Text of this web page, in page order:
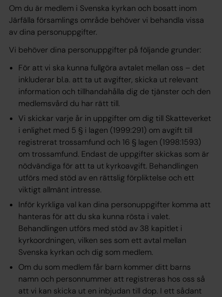
Om du är medlem i Svenska kyrkan och bosatt inom ​
Järfälla församling​s område behöver vi behandla vissa
av dina personuppgifter.
Vi behöver dina personuppgifter på följande grunder:
För att vi ska kunna fullgöra avtalet mellan oss – det
inkluderar bl.a. att ta ut avgifter, skicka ut relevant
information och tillhandahålla dig de tjänster och den
medlemsvård du har rätt till.
Vi skickar varje år in uppgifter om dig till Skatteverket
i enlighet med 5 § i lagen (1999:291) om avgift till
registrerat trossamfund och 16 § lagen (1998:1593)
om trossamfund. Endast de uppgifter skickas som är
nödvändiga för att ta ut kyrkoavgift. Behandlingen
utförs med stöd av en rättslig förpliktelse och ett
viktigt allmänt intresse.
Inför kyrkliga val kan dina personuppgifter komma att
hanteras för att du ska kunna rösta i valet.
Behandlingen utförs med stöd av 38 kapitlet i
kyrkoordningen, vilken ses som ett avtal mellan
Svenska kyrkan och dig som medlem.
Om du som medlem får barn kommer ditt barns
namn och personnummer att registreras hos oss så
att vi kan skicka ut en inbjudan till dop. I ett sådant